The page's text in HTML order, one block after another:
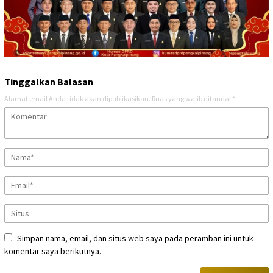
Tinggalkan Balasan
Alamat email Anda tidak akan dipublikasikan. Ruas yang wajib ditandai *
Simpan nama, email, dan situs web saya pada peramban ini untuk
komentar saya berikutnya.